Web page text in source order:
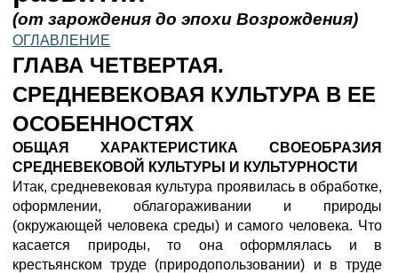
(от зарождения до эпохи Возрождения)
ОГЛАВЛЕНИЕ
ГЛАВА ЧЕТВЕРТАЯ.
СРЕДНЕВЕКОВАЯ КУЛЬТУРА В ЕЕ
ОСОБЕННОСТЯХ
ОБЩАЯ ХАРАКТЕРИСТИКА СВОЕОБРАЗИЯ
СРЕДНЕВЕКОВОЙ КУЛЬТУРЫ И КУЛЬТУРНОСТИ
Итак, средневековая культура проявилась в обработке,
оформлении, облагораживании и природы
(окружающей человека среды) и самого человека. Что
касается природы, то она оформлялась и в
крестьянском труде (природопользовании) и в труде